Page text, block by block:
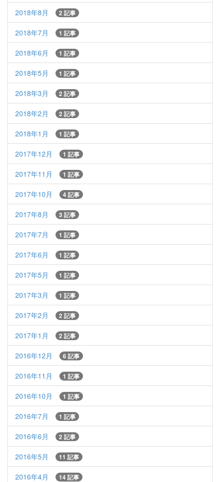
2018年8月 2 記事
2018年7月 1 記事
2018年6月 1 記事
2018年5月 1 記事
2018年3月 2 記事
2018年2月 2 記事
2018年1月 1 記事
2017年12月 1 記事
2017年11月 1 記事
2017年10月 4 記事
2017年8月 3 記事
2017年7月 1 記事
2017年6月 1 記事
2017年5月 1 記事
2017年3月 1 記事
2017年2月 2 記事
2017年1月 2 記事
2016年12月 6 記事
2016年11月 1 記事
2016年10月 1 記事
2016年7月 1 記事
2016年6月 2 記事
2016年5月 11 記事
2016年4月 14 記事